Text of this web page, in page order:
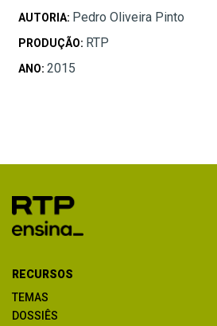
AUTORIA: Pedro Oliveira Pinto
PRODUÇÃO: RTP
ANO: 2015
RECURSOS
TEMAS
DOSSIÊS